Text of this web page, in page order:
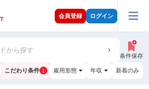
会員登録 ログイン
から探す
条件保存
こだわり条件 1 雇用形態 年収 新着のみ